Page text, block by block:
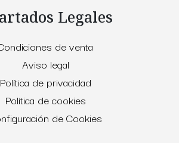
Legales
de venta
Aviso legal
Política de privacidad
Política de cookies
de Cookies